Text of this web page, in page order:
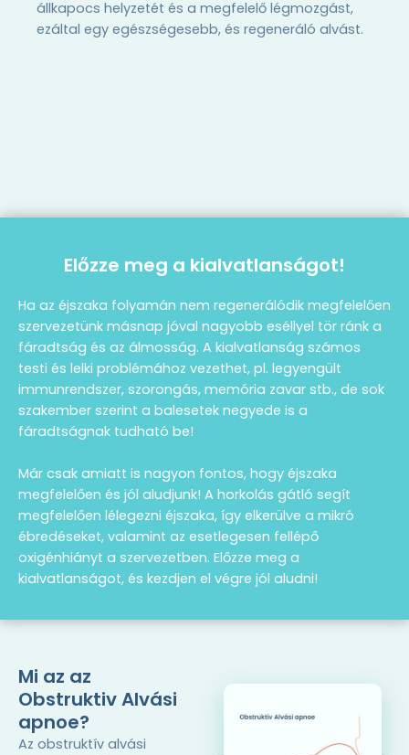
állkapocs helyzetét és a megfelelő légmozgást,
ezáltal egy egészségesebb, és regeneráló alvást.
Előzze meg a kialvatlanságot!
Ha az éjszaka folyamán nem regenerálódik megfelelően
szervezetünk másnap jóval nagyobb eséllyel tör ránk a
fáradtság és az álmosság. A kialvatlanság számos
testi és lelki problémához vezethet, pl. legyengült
immunrendszer, szorongás, memória zavar stb., de sok
szakember szerint a balesetek negyede is a
fáradtságnak tudható be!
Már csak amiatt is nagyon fontos, hogy éjszaka
megfelelően és jól aludjunk! A horkolás gátló segít
megfelelően lélegezni éjszaka, így elkerülve a mikró
ébredéseket, valamint az esetlegesen fellépő
oxigénhiányt a szervezetben. Előzze meg a
kialvatlanságot, és kezdjen el végre jól aludni!
Mi az az
Obstruktiv Alvási
apnoe?
Az obstruktív alvási